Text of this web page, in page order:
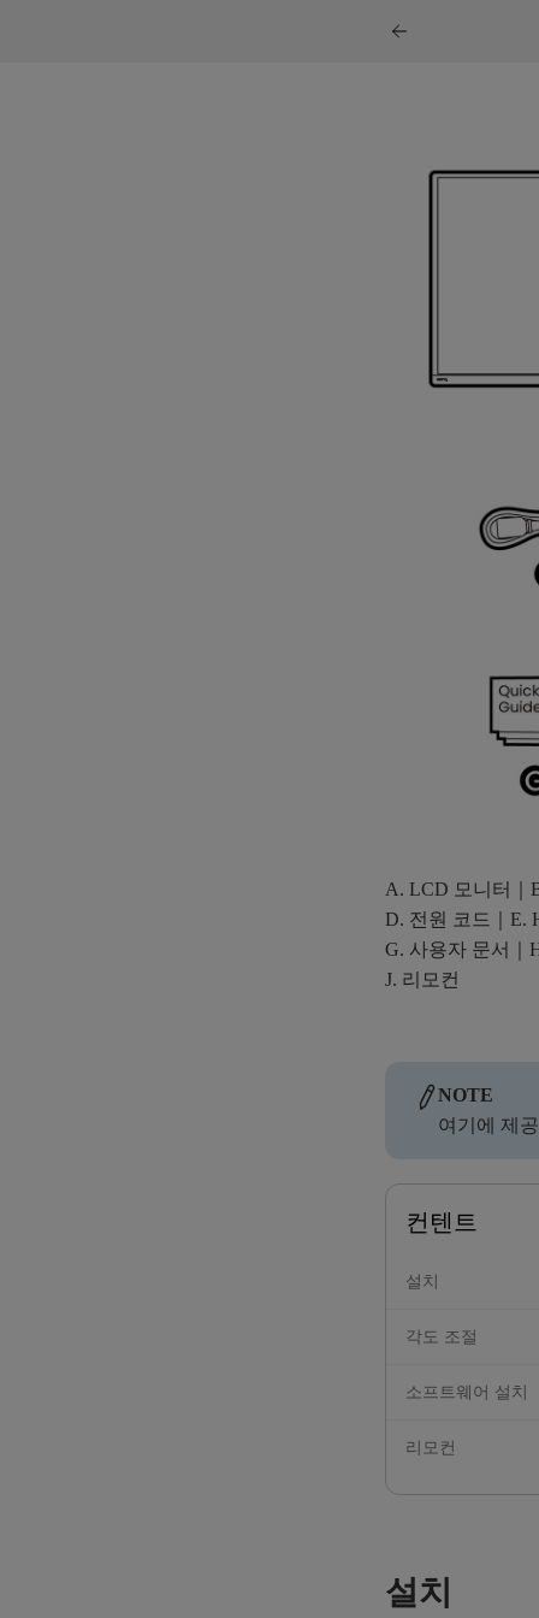
A. LCD 모니터｜
D. 전원 코드｜E.
G. 사용자 문서｜
J. 리모컨
NOTE
여기에 제
컨텐트
설치
각도 조절
소프트웨어 설치
리모컨
설치